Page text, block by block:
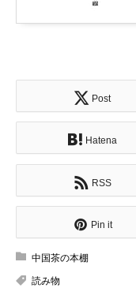
Post
Hatena
RSS
Pin it
中国茶の本棚
読み物